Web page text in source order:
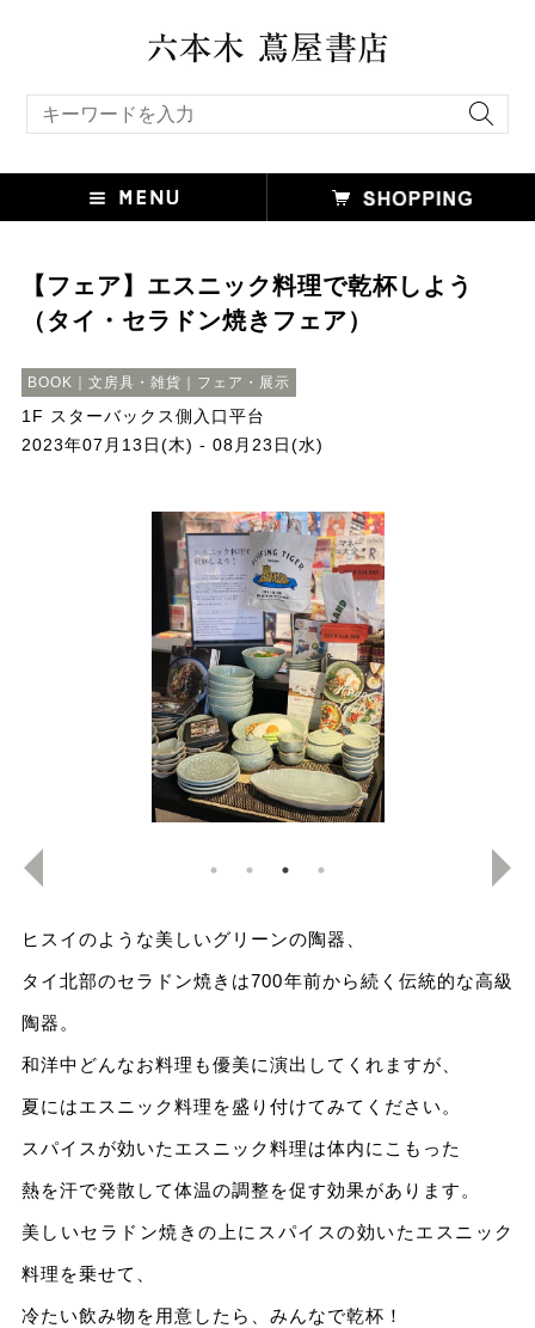
【フェア】エスニック料理で乾杯しよう
（タイ・セラドン焼きフェア）
BOOK｜文房具・雑貨｜フェア・展示
1F スターバックス側入口平台
2023年07月13日(木) - 08月23日(水)
ヒスイのような美しいグリーンの陶器、
タイ北部のセラドン焼きは700年前から続く伝統的な高級
陶器。
和洋中どんなお料理も優美に演出してくれますが、
夏にはエスニック料理を盛り付けてみてください。
スパイスが効いたエスニック料理は体内にこもった
熱を汗で発散して体温の調整を促す効果があります。
美しいセラドン焼きの上にスパイスの効いたエスニック
料理を乗せて、
冷たい飲み物を用意したら、みんなで乾杯！